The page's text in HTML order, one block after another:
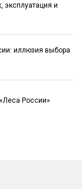
эксплуатация и
иллюзия выбора
России»